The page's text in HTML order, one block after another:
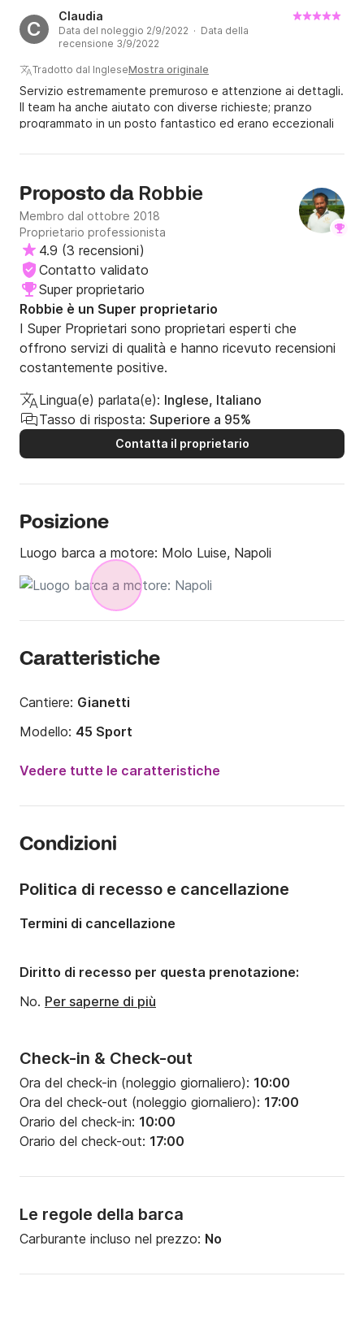
C
Claudia
Data del noleggio 2/9/2022 · Data della
recensione 3/9/2022
Tradotto dal IngleseMostra originale
Servizio estremamente premuroso e attenzione ai dettagli.
Il team ha anche aiutato con diverse richieste; pranzo
programmato in un posto fantastico ed erano eccezionali
una crociera di un giorno per un piccolo gruppo di persone.
Proposto da Robbie
Membro dal ottobre 2018
Proprietario professionista
4.9 (3 recensioni)
Contatto validato
Super proprietario
Robbie è un Super proprietario
I Super Proprietari sono proprietari esperti che
offrono servizi di qualità e hanno ricevuto recensioni
costantemente positive.
Lingua(e) parlata(e): Inglese, Italiano
Tasso di risposta: Superiore a 95%
Contatta il proprietario
Posizione
Luogo barca a motore: Molo Luise, Napoli
Caratteristiche
Cantiere: Gianetti
Modello: 45 Sport
1000CV
Portata massima persone:
Vedere tutte le caratteristiche
Condizioni
Check-in & Check-out
Ora del check-in (noleggio giornaliero): 10:00
Ora del check-out (noleggio giornaliero): 17:00
Orario del check-in: 10:00
Orario del check-out: 17:00
Le regole della barca
Carburante incluso nel prezzo: No
Politica di recesso e cancellazione
Termini di cancellazione
Diritto di recesso per questa prenotazione:
No. Per saperne di più